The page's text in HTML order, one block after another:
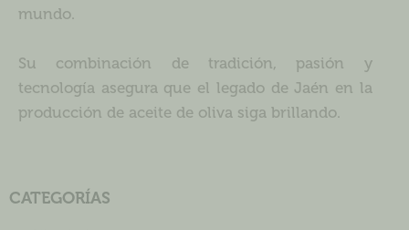
mundo.
Su combinación de tradición, pasión y
tecnología asegura que el legado de Jaén en la
producción de aceite de oliva siga brillando.
CATEGORÍAS